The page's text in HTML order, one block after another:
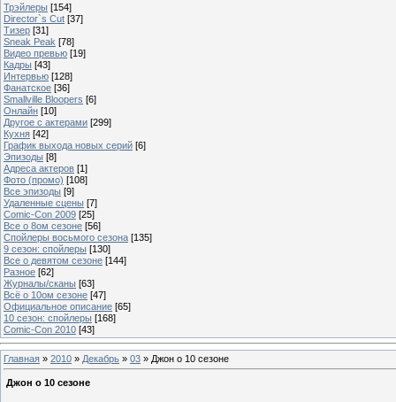
Трэйлеры [154]
Director`s Cut [37]
Тизер [31]
Sneak Peak [78]
Видео превью [19]
Кадры [43]
Интервью [128]
Фанатское [36]
Smallville Bloopers [6]
Онлайн [10]
Другое с актерами [299]
Кухня [42]
График выхода новых серий [6]
Эпизоды [8]
Адреса актеров [1]
Фото (промо) [108]
Все эпизоды [9]
Удаленные сцены [7]
Comic-Con 2009 [25]
Все о 8ом сезоне [56]
Спойлеры восьмого сезона [135]
9 сезон: спойлеры [130]
Все о девятом сезоне [144]
Разное [62]
Журналы/сканы [63]
Всё о 10ом сезоне [47]
Официальное описание [65]
10 сезон: спойлеры [168]
Comic-Con 2010 [43]
Главная » 2010 » Декабрь » 03 » Джон о 10 сезоне
Джон о 10 сезоне